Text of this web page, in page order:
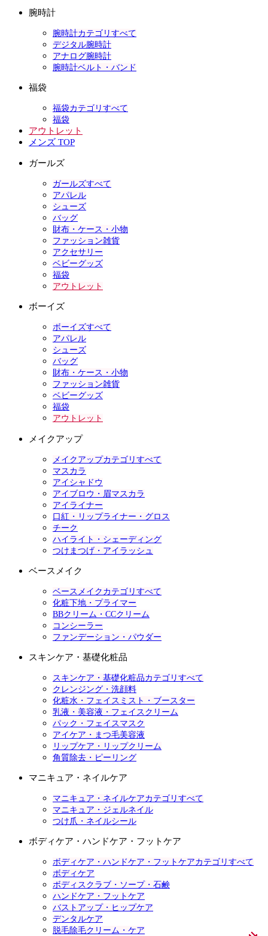
腕時計
腕時計カテゴリすべて
デジタル腕時計
アナログ腕時計
腕時計ベルト・バンド
福袋
福袋カテゴリすべて
福袋
アウトレット
メンズ TOP
ガールズ
ガールズすべて
アパレル
シューズ
バッグ
財布・ケース・小物
ファッション雑貨
アクセサリー
ベビーグッズ
福袋
アウトレット
ボーイズ
ボーイズすべて
アパレル
シューズ
バッグ
財布・ケース・小物
ファッション雑貨
ベビーグッズ
福袋
アウトレット
メイクアップ
メイクアップカテゴリすべて
マスカラ
アイシャドウ
アイブロウ・眉マスカラ
アイライナー
口紅・リップライナー・グロス
チーク
ハイライト・シェーディング
つけまつげ・アイラッシュ
ベースメイク
ベースメイクカテゴリすべて
化粧下地・プライマー
BBクリーム・CCクリーム
コンシーラー
ファンデーション・パウダー
スキンケア・基礎化粧品
スキンケア・基礎化粧品カテゴリすべて
クレンジング・洗顔料
化粧水・フェイスミスト・ブースター
乳液・美容液・フェイスクリーム
パック・フェイスマスク
アイケア・まつ毛美容液
リップケア・リップクリーム
角質除去・ピーリング
マニキュア・ネイルケア
マニキュア・ネイルケアカテゴリすべて
マニキュア・ジェルネイル
つけ爪・ネイルシール
ボディケア・ハンドケア・フットケア
ボディケア・ハンドケア・フットケアカテゴリすべて
ボディケア
ボディスクラブ・ソープ・石鹸
ハンドケア・フットケア
バストアップ・ヒップケア
デンタルケア
脱毛除毛クリーム・ケア